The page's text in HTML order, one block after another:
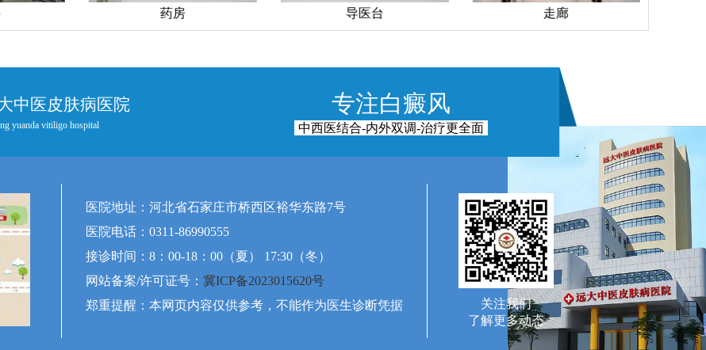
房 导医台 走廊 手术室
中医皮肤病医院
yuanda vitiligo hospital
专注白癜风
中西医结合-内外双调-治疗更全面
医院地址：河北省石家庄市桥西区裕华东路7号
医院电话：0311-86990555
接诊时间：8：00-18：00（夏） 17:30（冬）
网站备案/许可证号： 冀ICP备2023015620号
郑重提醒：本网页内容仅供参考，不能作为医生诊断凭据
关注我们
了解更多动态